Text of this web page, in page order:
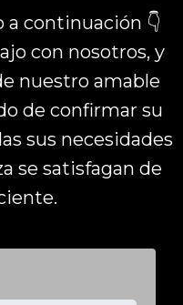
continuación 👇
con nosotros, y
nuestro amable
de confirmar su
sus necesidades
se satisfagan de